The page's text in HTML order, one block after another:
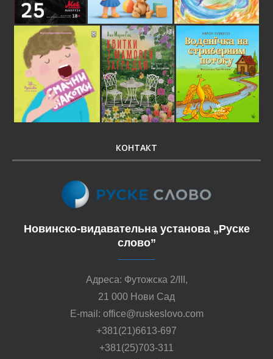
КОНТАКТ
Новинско-видавательна установа „Руске
слово”
Адреса: Футожска 2/III,
21 000 Нови Сад
E-mail: office@ruskeslovo.com
+381(21)6613-697
+381(25)703-311